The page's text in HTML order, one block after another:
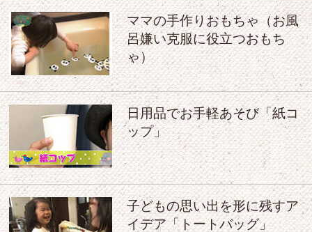
ママの手作りおもちゃ（お風
呂嫌い克服に役立つおもち
ゃ）
日用品でお手軽あそび「紙コ
ップ」
子どもの思い出を形に残すア
イデア「トートバッグ」